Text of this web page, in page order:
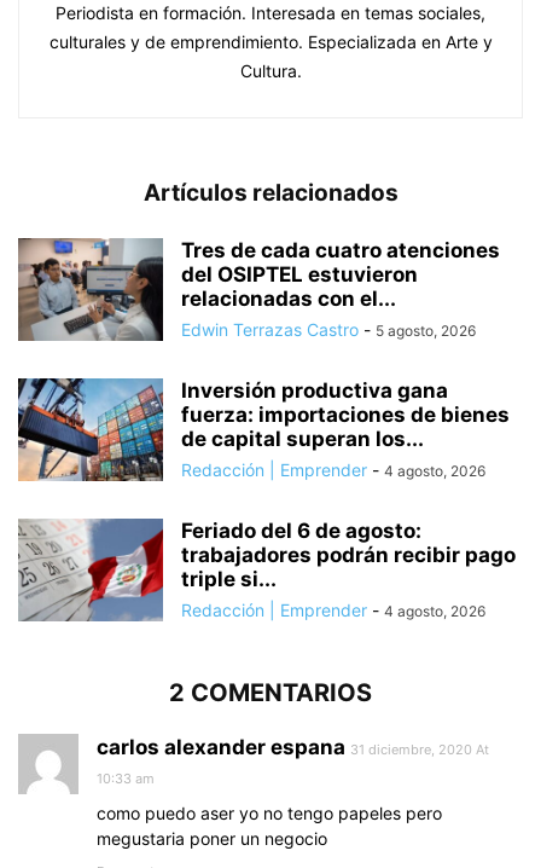
Periodista en formación. Interesada en temas sociales,
culturales y de emprendimiento. Especializada en Arte y
Cultura.
Artículos relacionados
Tres de cada cuatro atenciones
del OSIPTEL estuvieron
relacionadas con el...
Edwin Terrazas Castro - 5 agosto, 2026
Inversión productiva gana
fuerza: importaciones de bienes
de capital superan los...
Redacción | Emprender - 4 agosto, 2026
Feriado del 6 de agosto:
trabajadores podrán recibir pago
triple si...
Redacción | Emprender - 4 agosto, 2026
2 COMENTARIOS
carlos alexander espana 31 diciembre, 2020 At
10:33 am
como puedo aser yo no tengo papeles pero
megustaria poner un negocio